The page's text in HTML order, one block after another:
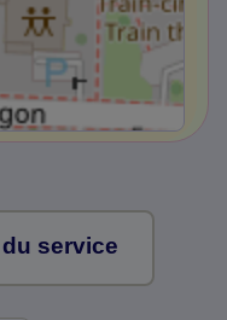
service